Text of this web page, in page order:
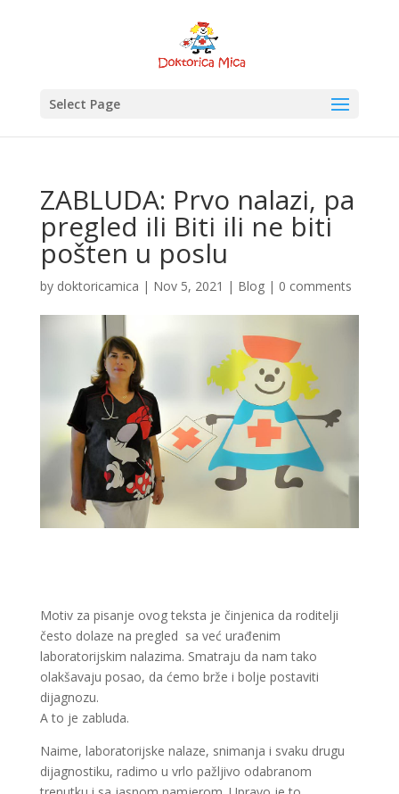
Select Page
ZABLUDA: Prvo nalazi, pa
pregled ili Biti ili ne biti
pošten u poslu
by doktoricamica | Nov 5, 2021 | Blog| 0 comments
Motiv za pisanje ovog teksta je činjenica da roditelji
često dolaze na pregled sa već urađenim
laboratorijskim nalazima. Smatraju da nam tako
olakšavaju posao, da ćemo brže i bolje postaviti
dijagnozu.
A to je zabluda.
Naime, laboratorijske nalaze, snimanja i svaku drugu
dijagnostiku, radimo u vrlo pažljivo odabranom